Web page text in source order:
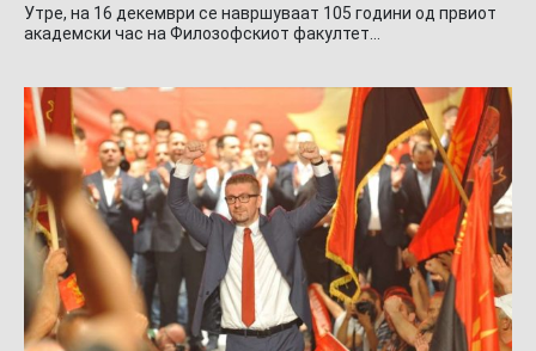
Утре, на 16 декември се навршуваат 105 години од првиот
академски час на Филозофскиот факултет…